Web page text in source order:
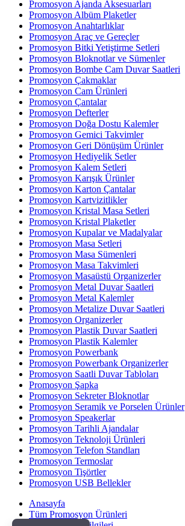
Promosyon Ajanda Aksesuarları
Promosyon Albüm Plaketler
Promosyon Anahtarlıklar
Promosyon Araç ve Gereçler
Promosyon Bitki Yetiştirme Setleri
Promosyon Bloknotlar ve Sümenler
Promosyon Bombe Cam Duvar Saatleri
Promosyon Çakmaklar
Promosyon Cam Ürünleri
Promosyon Çantalar
Promosyon Defterler
Promosyon Doğa Dostu Kalemler
Promosyon Gemici Takvimler
Promosyon Geri Dönüşüm Ürünler
Promosyon Hediyelik Setler
Promosyon Kalem Setleri
Promosyon Karışık Ürünler
Promosyon Karton Çantalar
Promosyon Kartvizitlikler
Promosyon Kristal Masa Setleri
Promosyon Kristal Plaketler
Promosyon Kupalar ve Madalyalar
Promosyon Masa Setleri
Promosyon Masa Sümenleri
Promosyon Masa Takvimleri
Promosyon Masaüstü Organizerler
Promosyon Metal Duvar Saatleri
Promosyon Metal Kalemler
Promosyon Metalize Duvar Saatleri
Promosyon Organizerler
Promosyon Plastik Duvar Saatleri
Promosyon Plastik Kalemler
Promosyon Powerbank
Promosyon Powerbank Organizerler
Promosyon Saatli Duvar Tabloları
Promosyon Şapka
Promosyon Sekreter Bloknotlar
Promosyon Seramik ve Porselen Ürünler
Promosyon Speakerlar
Promosyon Tarihli Ajandalar
Promosyon Teknoloji Ürünleri
Promosyon Telefon Standları
Promosyon Termoslar
Promosyon Tişörtler
Promosyon USB Bellekler
Anasayfa
Tüm Promosyon Ürünleri